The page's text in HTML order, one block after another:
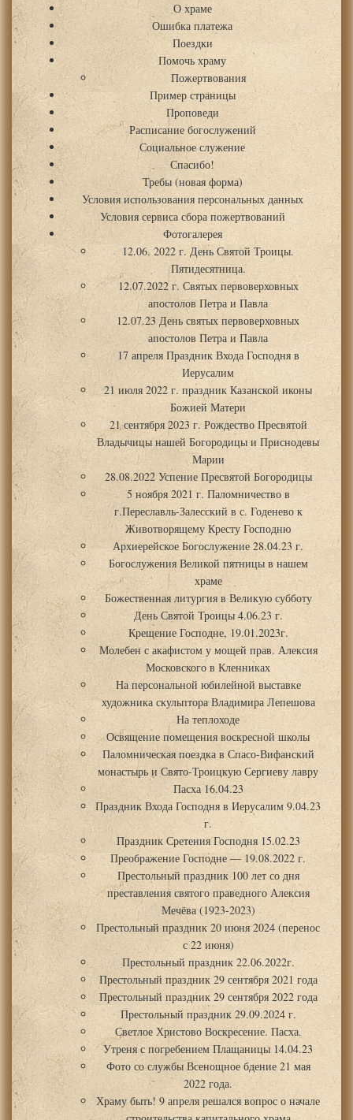
О храме
Ошибка платежа
Поездки
Помочь храму
Пожертвования
Пример страницы
Проповеди
Расписание богослужений
Социальное служение
Спасибо!
Требы (новая форма)
Условия использования персональных данных
Условия сервиса сбора пожертвований
Фотогалерея
12.06. 2022 г. День Святой Троицы.
Пятидесятница.
12.07.2022 г. Святых первоверховных
апостолов Петра и Павла
12.07.23 День святых первоверховных
апостолов Петра и Павла
17 апреля Праздник Входа Господня в
Иерусалим
21 июля 2022 г. праздник Казанской иконы
Божией Матери
21 сентября 2023 г. Рождество Пресвятой
Владычицы нашей Богородицы и Приснодевы
Марии
28.08.2022 Успение Пресвятой Богородицы
5 ноября 2021 г. Паломничество в
г.Переславль-Залесский в с. Годенево к
Животворящему Кресту Господню
Архиерейское Богослужение 28.04.23 г.
Богослужения Великой пятницы в нашем
храме
Божественная литургия в Великую субботу
День Святой Троицы 4.06.23 г.
Крещение Господне, 19.01.2023г.
Молебен с акафистом у мощей прав. Алексия
Московского в Кленниках
На персональной юбилейной выставке
художника скульптора Владимира Лепешова
На теплоходе
Освящение помещения воскресной школы
Паломническая поездка в Спасо-Вифанский
монастырь и Свято-Троицкую Сергиеву лавру
Пасха 16.04.23
Праздник Входа Господня в Иерусалим 9.04.23
г.
Праздник Сретения Господня 15.02.23
Преображение Господне — 19.08.2022 г.
Престольный праздник 100 лет со дня
преставления святого праведного Алексия
Мечёва (1923-2023)
Престольный праздник 20 июня 2024 (перенос
с 22 июня)
Престольный праздник 22.06.2022г.
Престольный праздник 29 сентября 2021 года
Престольный праздник 29 сентября 2022 года
Престольный праздник 29.09.2024 г.
Светлое Христово Воскресение. Пасха.
Утреня с погребением Плащаницы 14.04.23
Фото со службы Всенощное бдение 21 мая
2022 года.
Храму быть! 9 апреля решался вопрос о начале